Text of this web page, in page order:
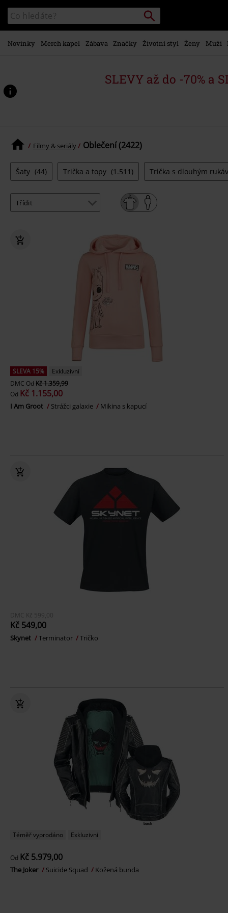
hlavnímu
obsahu
Katalog
vyhledávání
Vyhledávání
Novinky Merch kapel Zábava Značky Životní styl Ženy Muži
SLEVY až do -70% a
Filmy & seriály Oblečení (2422)
Šaty (44) Trička a topy (1.511) Trička s dlouhým
SLEVA 15%
Exkluzivní
DMC Od Kč 1.359,99
Od Kč 1.155,00
I Am Groot Strážci galaxie Mikina s kapucí
DMC Kč 599,00
Kč 549,00
Skynet Terminator Tričko
Téměř vyprodáno Exkluzivní
Od Kč 5.979,00
The Joker Suicide Squad Kožená bunda